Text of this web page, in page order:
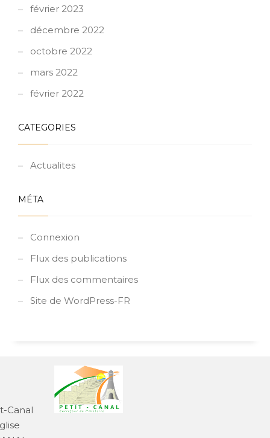
février 2023
décembre 2022
octobre 2022
mars 2022
février 2022
CATEGORIES
Actualites
MÉTA
Connexion
Flux des publications
Flux des commentaires
Site de WordPress-FR
Canal